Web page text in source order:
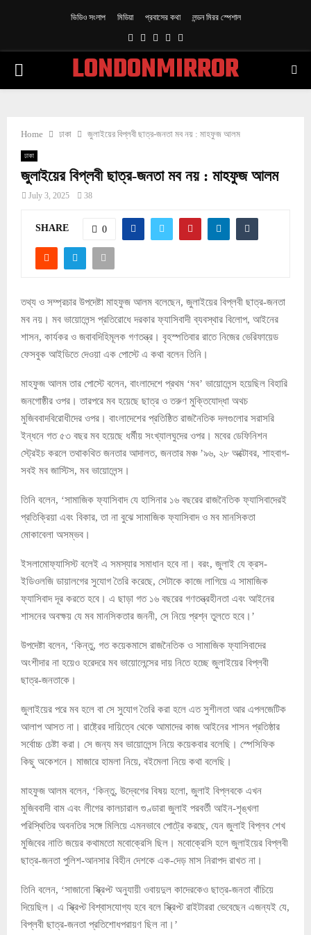
ভিডিও সংলাপ মিডিয়া প্রবাসের কথা লন্ডন মিরর স্পেশাল
Facebook
TwitterLinkedinYoutube
PRIMARYLONDONMIRROR
Home ঢাকা জুলাইয়ের বিপ্লবী ছাত্র-জনতা মব নয় : মাহফুজ আলম
ঢাকা
জুলাইয়ের বিপ্লবী ছাত্র-জনতা মব নয় : মাহফুজ আলম
July 3, 2025 38
SHARE 0
তথ্য ও সম্প্রচার উপদেষ্টা মাহফুজ আলম বলেছেন, জুলাইয়ের বিপ্লবী ছাত্র-জনতা
মব নয়। মব ভায়োলেন্স প্রতিরোধে দরকার ফ্যাসিবাদী ব্যবস্থার বিলোপ, আইনের
শাসন, কার্যকর ও জবাবদিহিমূলক গণতন্ত্র। বৃহস্পতিবার রাতে নিজের ভেরিফায়েড
ফেসবুক আইডিতে দেওয়া এক পোস্টে এ কথা বলেন তিনি।
মাহফুজ আলম তার পোস্টে বলেন, বাংলাদেশে প্রথম ‘মব’ ভায়োলেন্স হয়েছিল বিহারি
জনগোষ্ঠীর ওপর। তারপরে মব হয়েছে ছাত্র ও তরুণ মুক্তিযোদ্ধা অথচ
মুজিববাদবিরোধীদের ওপর। বাংলাদেশের প্রতিষ্ঠিত রাজনৈতিক দলগুলোর সরাসরি
ইন্ধনে গত ৫৩ বছর মব হয়েছে ধর্মীয় সংখ্যালঘুদের ওপর। মবের ডেফিনিশন
স্ট্রেইচ করলে তথাকথিত জনতার আদালত, জনতার মঞ্চ ’৯৬, ২৮ অক্টোবর, শাহবাগ-
সবই মব জাস্টিস, মব ভায়োলেন্স।
তিনি বলেন, ‘সামাজিক ফ্যাসিবাদ যে হাসিনার ১৬ বছরের রাজনৈতিক ফ্যাসিবাদেরই
প্রতিক্রিয়া এবং বিকার, তা না বুঝে সামাজিক ফ্যাসিবাদ ও মব মানসিকতা
মোকাবেলা অসম্ভব।
ইসলামোফ্যাসিস্ট বলেই এ সমস্যার সমাধান হবে না। বরং, জুলাই যে ক্রস-
ইডিওলজি ডায়ালগের সুযোগ তৈরি করেছে, সেটাকে কাজে লাগিয়ে এ সামাজিক
ফ্যাসিবাদ দূর করতে হবে। এ ছাড়া গত ১৬ বছরের গণতন্ত্রহীনতা এবং আইনের
শাসনের অবক্ষয় যে মব মানসিকতার জননী, সে নিয়ে প্রশ্ন তুলতে হবে।’
উপদেষ্টা বলেন, ‘কিন্তু, গত কয়েকমাসে রাজনৈতিক ও সামাজিক ফ্যাসিবাদের
অংশীদার না হয়েও হরেদরে মব ভায়োলেন্সের দায় নিতে হচ্ছে জুলাইয়ের বিপ্লবী
ছাত্র-জনতাকে।
জুলাইয়ের পরে মব হলে বা সে সুযোগ তৈরি করা হলে এত সুশীলতা আর এপলজেটিক
আলাপ আসত না। রাষ্ট্রের দায়িত্বে থেকে আমাদের কাজ আইনের শাসন প্রতিষ্ঠার
সর্বোচ্চ চেষ্টা করা। সে জন্য মব ভায়োলেন্স নিয়ে কয়েকবার বলেছি। স্পেসিফিক
কিছু অকেশনে। মাজারে হামলা নিয়ে, বইমেলা নিয়ে কথা বলেছি।
মাহফুজ আলম বলেন, ‘কিন্তু, উদ্বেগের বিষয় হলো, জুলাই বিপ্লবকে এখন
মুজিববাদী বাম এবং লীগের কালচারাল গুণ্ডারা জুলাই পরবর্তী আইন-শৃঙ্খলা
পরিস্থিতির অবনতির সঙ্গে মিলিয়ে এমনভাবে পোট্রে করছে, যেন জুলাই বিপ্লব শেখ
মুজিবের নাতি জয়ের কথামতো মবোক্রেসি ছিল। মবোক্রেসি হলে জুলাইয়ের বিপ্লবী
ছাত্র-জনতা পুলিশ-আনসার বিহীন দেশকে এক-দেড় মাস নিরাপদ রাখত না।
তিনি বলেন, ‘সাজানো স্ক্রিপ্ট অনুযায়ী ওবায়দুল কাদেরকেও ছাত্র-জনতা বাঁচিয়ে
দিয়েছিল। এ স্ক্রিপ্ট বিশ্বাসযোগ্য হবে বলে স্ক্রিপ্ট রাইটাররা ভেবেছেন এজন্যই যে,
বিপ্লবী ছাত্র-জনতা প্রতিশোধপরায়ণ ছিল না।’